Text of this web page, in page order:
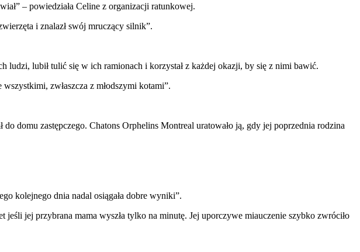
– powiedziała Celine z organizacji ratunkowej.
i znalazł swój mruczący silnik”.
ludzi, lubił tulić się w ich ramionach i korzystał z każdej okazji, by się z nimi bawić.
zwłaszcza z młodszymi kotami”.
domu zastępczego. Chatons Orphelins Montreal uratowało ją, gdy jej poprzednia rodzina
kolejnego dnia nadal osiągała dobre wyniki”.
jeśli jej przybrana mama wyszła tylko na minutę. Jej uporczywe miauczenie szybko zwróciło